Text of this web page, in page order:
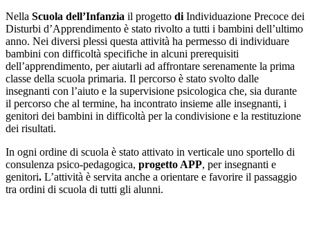
Nella Scuola dell’Infanzia il progetto di Individuazione Precoce dei
Disturbi d’Apprendimento è stato rivolto a tutti i bambini dell’ultimo
anno. Nei diversi plessi questa attività ha permesso di individuare
bambini con difficoltà specifiche in alcuni prerequisiti
dell’apprendimento, per aiutarli ad affrontare serenamente la prima
classe della scuola primaria. Il percorso è stato svolto dalle
insegnanti con l’aiuto e la supervisione psicologica che, sia durante
il percorso che al termine, ha incontrato insieme alle insegnanti, i
genitori dei bambini in difficoltà per la condivisione e la restituzione
dei risultati.
In ogni ordine di scuola è stato attivato in verticale uno sportello di
consulenza psico-pedagogica, progetto APP, per insegnanti e
genitori. L’attività è servita anche a orientare e favorire il passaggio
tra ordini di scuola di tutti gli alunni.